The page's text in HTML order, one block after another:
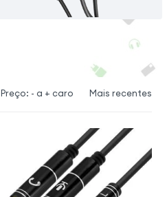
Preço: - a + caro Mais recentes